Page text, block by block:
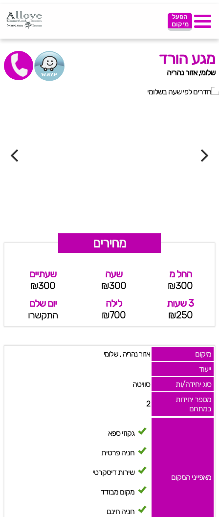
הפעל
מיקום
מגע הורד
שלומי, אזור נהריה
מחירים
החל מ
₪300
שעה
₪300
שעתיים
₪300
3 שעות
₪250
לילה
₪700
יום שלם
התקשרו
מיקום אזור נהריה, שלומי
ייעוד
סוג יחידה/ות
סוויטה
מספר יחידות
במתחם
2
מאפייני המקום
גקוזי ספא
חניה פרטית
שירות דיסקרטי
מקום מבודד
חניה חינם